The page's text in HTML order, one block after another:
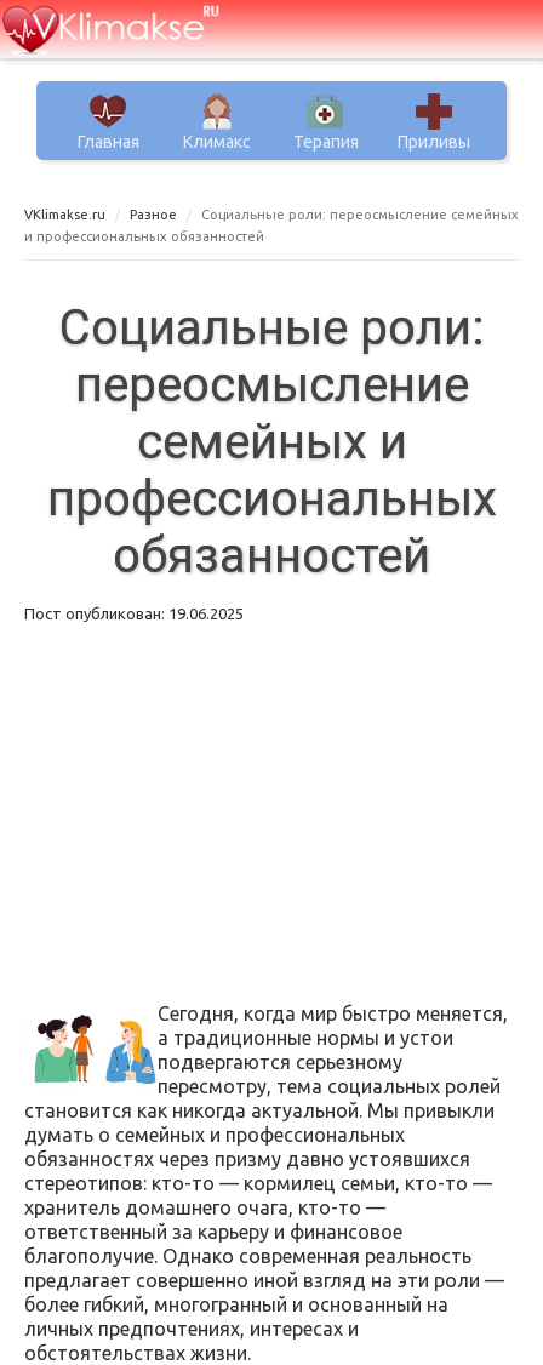
Главная Климакс Терапия Приливы
VKlimakse.ru Разное
Социальные роли: переосмысление семейных
и профессиональных обязанностей
Социальные роли:
переосмысление
семейных и
профессиональных
обязанностей
Пост опубликован: 19.06.2025
Сегодня, когда мир быстро меняется,
а традиционные нормы и устои
подвергаются серьезному
пересмотру, тема социальных ролей
становится как никогда актуальной. Мы привыкли
думать о семейных и профессиональных
обязанностях через призму давно устоявшихся
стереотипов: кто-то — кормилец семьи, кто-то —
хранитель домашнего очага, кто-то —
ответственный за карьеру и финансовое
благополучие. Однако современная реальность
предлагает совершенно иной взгляд на эти роли —
более гибкий, многогранный и основанный на
личных предпочтениях, интересах и
обстоятельствах жизни.